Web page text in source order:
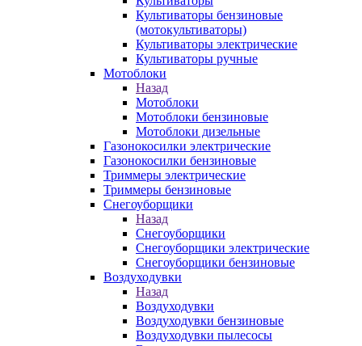
Культиваторы бензиновые
(мотокультиваторы)
Культиваторы электрические
Культиваторы ручные
Мотоблоки
Назад
Мотоблоки
Мотоблоки бензиновые
Мотоблоки дизельные
Газонокосилки электрические
Газонокосилки бензиновые
Триммеры электрические
Триммеры бензиновые
Снегоуборщики
Назад
Снегоуборщики
Снегоуборщики электрические
Снегоуборщики бензиновые
Воздуходувки
Назад
Воздуходувки
Воздуходувки бензиновые
Воздуходувки пылесосы